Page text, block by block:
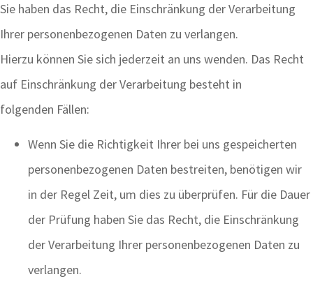
Sie haben das Recht, die Einschränkung der Verarbeitung
Ihrer personenbezogenen Daten zu verlangen.
Hierzu können Sie sich jederzeit an uns wenden. Das Recht
auf Einschränkung der Verarbeitung besteht in
folgenden Fällen:
Wenn Sie die Richtigkeit Ihrer bei uns gespeicherten
personenbezogenen Daten bestreiten, benötigen wir
in der Regel Zeit, um dies zu überprüfen. Für die Dauer
der Prüfung haben Sie das Recht, die Einschränkung
der Verarbeitung Ihrer personenbezogenen Daten zu
verlangen.